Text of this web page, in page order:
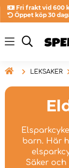
Fri frakt vid 600
Öppet köp 30
 LEKSAKER
barn. Här
Säker